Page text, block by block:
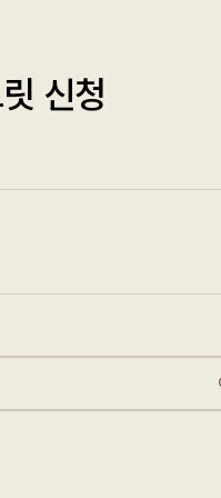
신청